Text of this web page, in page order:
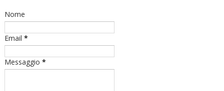
Nome
Email *
Messaggio *